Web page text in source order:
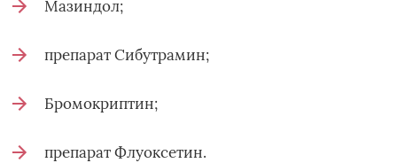
Мазиндол;
препарат Сибутрамин;
Бромокриптин;
препарат Флуоксетин.